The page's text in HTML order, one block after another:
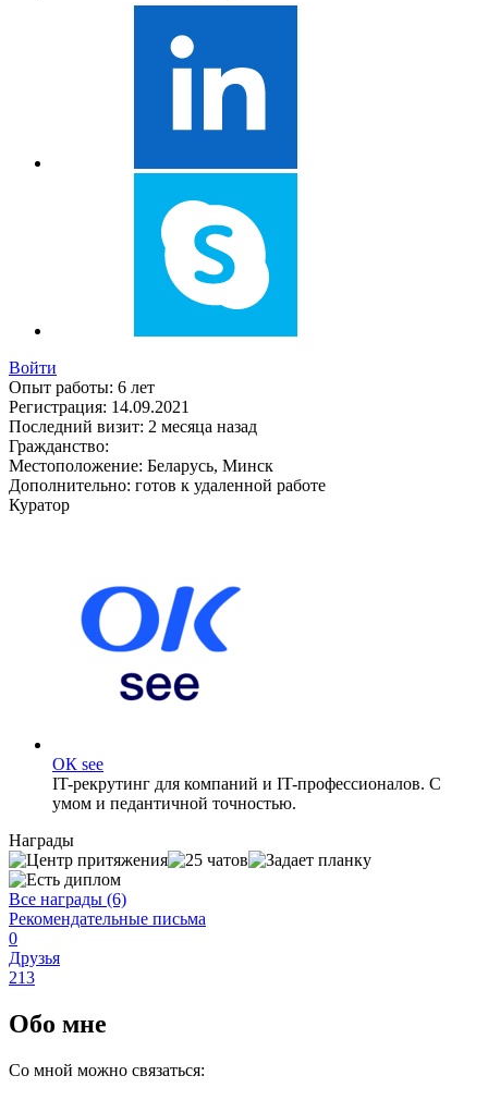
Войти
Опыт работы: 6 лет
Регистрация: 14.09.2021
Последний визит: 2 месяца назад
Гражданство:
Местоположение: Беларусь, Минск
Дополнительно: готов к удаленной работе
Куратор
OК see
IT-рекрутинг для компаний и IT-профессионалов. С
умом и педантичной точностью.
Награды
Все награды (6)
Рекомендательные письма
0
Друзья
213
Обо мне
Со мной можно связаться: